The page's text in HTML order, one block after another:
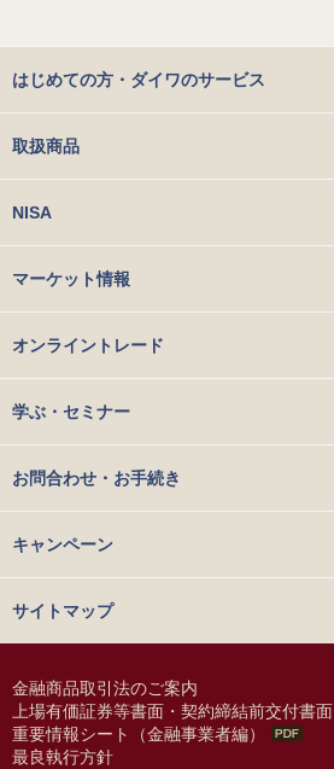
はじめての方・ダイワのサービス
取扱商品
NISA
マーケット情報
オンライントレード
学ぶ・セミナー
お問合わせ・お手続き
キャンペーン
サイトマップ
金融商品取引法のご案内
上場有価証券等書面・契約締結前交付書面
重要情報シート（金融事業者編）
最良執行方針